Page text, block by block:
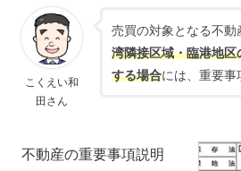
こくえい和
田さん
売買の対象となる不動
湾隣接区域・臨港地
する場合には、重要事
不動産の重要事項説明